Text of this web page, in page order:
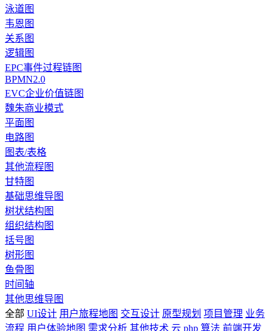
泳道图
韦恩图
关系图
逻辑图
EPC事件过程链图
BPMN2.0
EVC企业价值链图
魏朱商业模式
平面图
电路图
图表/表格
其他流程图
甘特图
基础思维导图
树状结构图
组织结构图
括号图
树形图
鱼骨图
时间轴
其他思维导图
全部 UI设计 用户旅程地图 交互设计 原型规划 项目管理 业务
流程 用户体验地图 需求分析 其他技术 云 php 算法 前端开发